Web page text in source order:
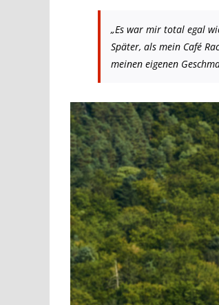
„Es war mir total egal
Später, als mein Café
meinen eigenen